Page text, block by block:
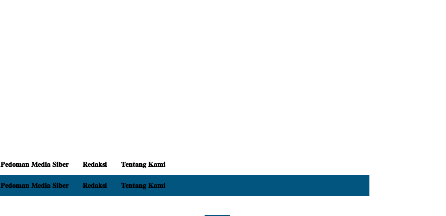
𝐏𝐞𝐝𝐨𝐦𝐚𝐧 𝐌𝐞𝐝𝐢𝐚 𝐒𝐢𝐛𝐞𝐫 𝐑𝐞𝐝𝐚𝐤𝐬𝐢 𝐓𝐞𝐧𝐭𝐚𝐧𝐠 𝐊𝐚𝐦𝐢
𝐏𝐞𝐝𝐨𝐦𝐚𝐧 𝐌𝐞𝐝𝐢𝐚 𝐒𝐢𝐛𝐞𝐫 𝐑𝐞𝐝𝐚𝐤𝐬𝐢 𝐓𝐞𝐧𝐭𝐚𝐧𝐠 𝐊𝐚𝐦𝐢